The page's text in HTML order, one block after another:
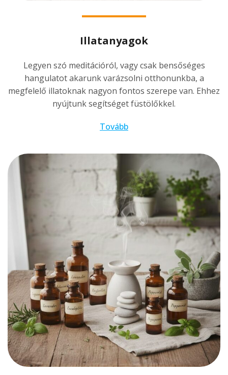
Illatanyagok
Legyen szó meditációról, vagy csak bensőséges
hangulatot akarunk varázsolni otthonunkba, a
megfelelő illatoknak nagyon fontos szerepe van. Ehhez
nyújtunk segítséget füstölőkkel.
Tovább